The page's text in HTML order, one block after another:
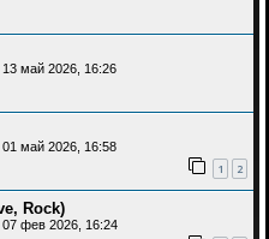
13 май 2026, 16:26
01 май 2026, 16:58
1 2
Rock)
07 фев 2026, 16:24